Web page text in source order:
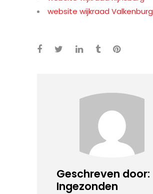
website wijkraad Valkenburg
Geschreven door:
Ingezonden